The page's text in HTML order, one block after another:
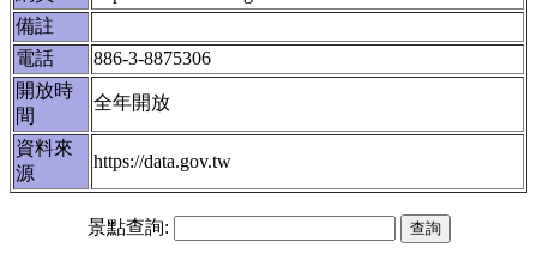
備註
電話
886-3-8875306
開放時
間
全年開放
資料來
源
https://data.gov.tw
景點查詢: